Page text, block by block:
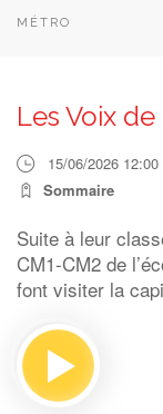
SUR LE
RECHERCHER
MÉTRO
Les Voix de
15/06/2026 12:00
Sommaire
Suite à leur
CM1-CM2 de
font visiter la